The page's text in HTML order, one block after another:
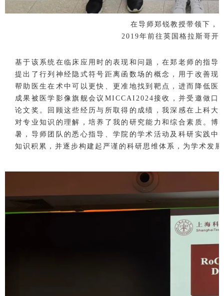
在导师郑锐教授带领下，
2019年前往英国格拉斯哥开
基于该系统在临床应用时的表现和问题，在郑老师的指导
提出了行列神经隐式符号距离函数场的概念，用于改善现
帮助医生在术中可以更快、更准地找到靶点，进而降低医
成果被医学影像旗舰会议MICCAI2024接收，并受邀做口
论文奖。回顾这些经历与所取得的成绩，我深感在上科大
对专业知识的理解，培养了我的研究能力和综合素质。博
暑，导师团队的悉心指导、学院的学术活动及科研实践中
知识积累，并逐步构建起严谨的科研思维体系，为学术发